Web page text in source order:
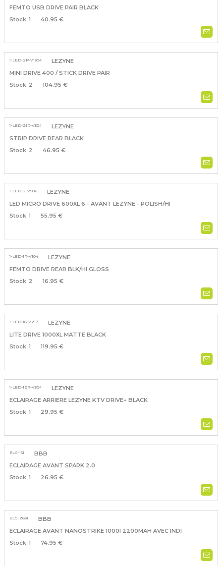
FEMTO USB DRIVE PAIR BLACK
1
40.95 €
1-LED-2P-V1304
LEZYNE
MINI DRIVE 400 / STICK DRIVE PAIR
2
104.95 €
1-LED-21R-V304
LEZYNE
STRIP DRIVE REAR BLACK
2
46.95 €
1-LED-2-V506
LEZYNE
LED MICRO DRIVE 600XL 6 - AVANT LEZYNE - POLISH/HI
1
55.95 €
1-LED-1R-V104
LEZYNE
FEMTO DRIVE REAR BLK/HI GLOSS
2
16.95 €
1-LED-16-V217
LEZYNE
LITE DRIVE 1000XL MATTE BLACK
1
119.95 €
1-LED-12R-V504
LEZYNE
ECLAIRAGE ARRIERE LEZYNE KTV DRIVE+ BLACK
1
29.95 €
BLS-151
BBB
ECLAIRAGE AVANT SPARK 2.0
1
26.95 €
BLS-263I
BBB
ECLAIRAGE AVANT NANOSTRIKE 1000I 2200MAH AVEC INDI
1
74.95 €